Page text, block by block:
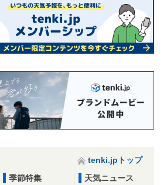
tenki.jpトップ
季節特集
天気ニュース